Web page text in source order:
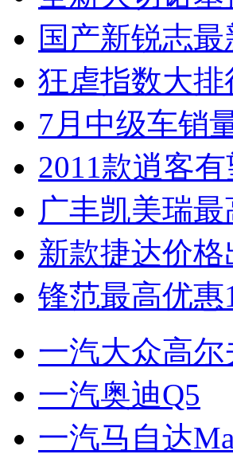
国产新锐志
狂虐指数大
7月中级车销
2011款逍客
广丰凯美瑞
新款捷达价
锋范最高优
一汽大众高尔
一汽奥迪Q5
一汽马自达